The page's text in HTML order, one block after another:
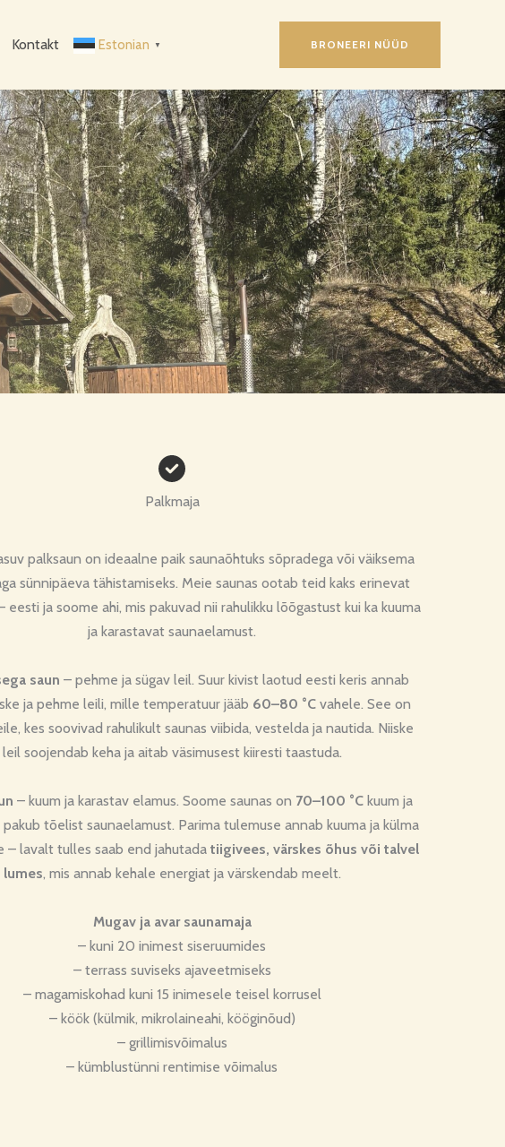
Kontakt Estonian ▼ BRONEERI NÜÜD
Palkmaja
palksaun on ideaalne paik saunaõhtuks sõpradega või väiksema
sünnipäeva tähistamiseks. Meie saunas ootab teid kaks erinevat
eesti ja soome ahi, mis pakuvad nii rahulikku lõõgastust kui ka kuuma
ja karastavat saunaelamust.
saun – pehme ja sügav leil. Suur kivist laotud eesti keris annab
ja pehme leili, mille temperatuur jääb 60–80 °Cvahele. See on
kes soovivad rahulikult saunas viibida, vestelda ja nautida. Niiske
leil soojendab keha ja aitab väsimusest kiiresti taastuda.
– kuum ja karastav elamus. Soome saunas on 70–100 °Ckuum ja
pakub tõelist saunaelamust. Parima tulemuse annab kuuma ja külma
– lavalt tulles saab end jahutada tiigivees, värskes õhus või talvel
lumes, mis annab kehale energiat ja värskendab meelt.
Mugav ja avar saunamaja
– kuni 20 inimest siseruumides
– terrass suviseks ajaveetmiseks
– magamiskohad kuni 15 inimesele teisel korrusel
– köök (külmik, mikrolaineahi, kööginõud)
– grillimisvõimalus
– kümblustünni rentimise võimalus